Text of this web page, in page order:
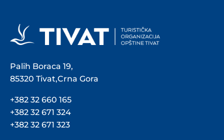
Palih Boraca 19,
85320 Tivat,Crna Gora
+382 32 660 165
+382 32 671 324
+382 32 671 323